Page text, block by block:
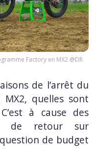
Factory en MX2 @DR
de l’arrêt du
MX2, quelles sont
à cause des
de retour sur
de budget